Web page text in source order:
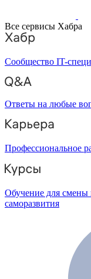
Все сервисы Хабра
Сообщество IT-
Ответы на любые
Профессиональное
Обучение для смены
саморазвития